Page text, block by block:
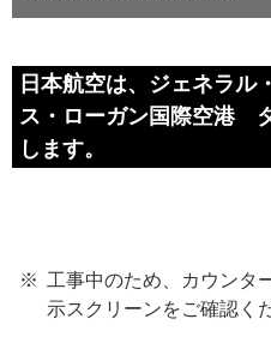
日本航空は、ジェネラル
ス・ローガン国際空港
します。
工事中のため、カウンタ
示スクリーンをご確認く